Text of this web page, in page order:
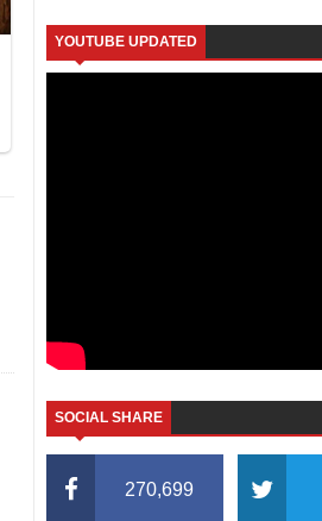
YOUTUBE UPDATED
SOCIAL SHARE
270,699